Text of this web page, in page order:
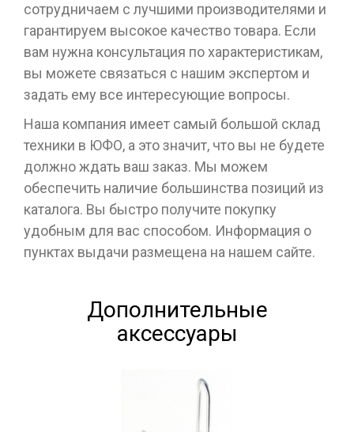
сотрудничаем с лучшими производителями и
гарантируем высокое качество товара. Если
вам нужна консультация по характеристикам,
вы можете связаться с нашим экспертом и
задать ему все интересующие вопросы.
Наша компания имеет самый большой склад
техники в ЮФО, а это значит, что вы не будете
должно ждать ваш заказ. Мы можем
обеспечить наличие большинства позиций из
каталога. Вы быстро получите покупку
удобным для вас способом. Информация о
пунктах выдачи размещена на нашем сайте.
Дополнительные
аксессуары